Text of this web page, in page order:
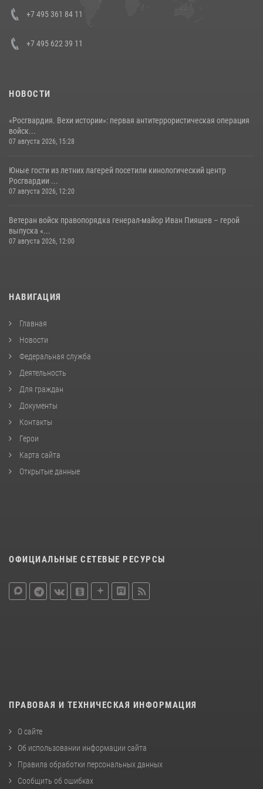
+7 495 361 84 11
+7 495 622 39 11
НОВОСТИ
«Росгвардия. Вехи истории»: первая антитеррористическая операция
войск...
07 августа 2026, 15:28
Юные гости из летних лагерей посетили кинологический центр
Росгвардии ...
07 августа 2026, 12:20
Ветеран войск правопорядка генерал-майор Иван Пияшев – герой
выпуска «...
07 августа 2026, 12:00
НАВИГАЦИЯ
Главная
Новости
Федеральная служба
Деятельность
Для граждан
Документы
Контакты
Герои
Карта сайта
Открытые данные
ОФИЦИАЛЬНЫЕ СЕТЕВЫЕ РЕСУРСЫ
ПРАВОВАЯ И ТЕХНИЧЕСКАЯ ИНФОРМАЦИЯ
О сайте
Об использовании информации сайта
Правила обработки персональных данных
Сообщить об ошибках